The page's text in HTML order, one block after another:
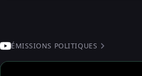
ÉMISSIONS POLITIQUES